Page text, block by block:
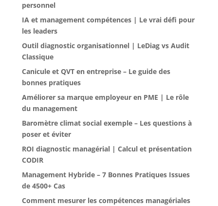
personnel
IA et management compétences | Le vrai défi pour
les leaders
Outil diagnostic organisationnel | LeDiag vs Audit
Classique
Canicule et QVT en entreprise – Le guide des
bonnes pratiques
Améliorer sa marque employeur en PME | Le rôle
du management
Baromètre climat social exemple – Les questions à
poser et éviter
ROI diagnostic managérial | Calcul et présentation
CODIR
Management Hybride – 7 Bonnes Pratiques Issues
de 4500+ Cas
Comment mesurer les compétences managériales